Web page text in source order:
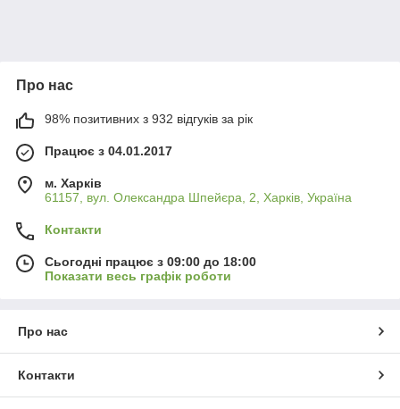
Про нас
98% позитивних з 932 відгуків за рік
Працює з 04.01.2017
м. Харків
61157, вул. Олександра Шпейєра, 2, Харків, Україна
Контакти
Сьогодні працює з 09:00 до 18:00
Показати весь графік роботи
Про нас
Контакти